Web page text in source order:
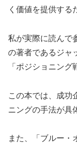
く価値を提供する
私が実際に読んで
の著者であるジャ
「ポジショニング
この本では、成功
ニングの手法が具
また、「ブルー・